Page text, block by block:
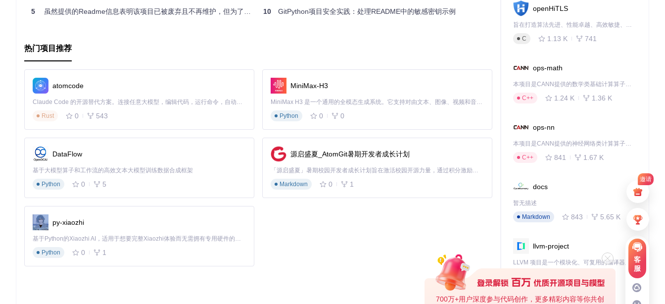
邀请
客
服
700万+用户深度参与代码创作，更多精彩内容等你共创
5 虽然提供的Readme信息表明该项目已被废弃且不再维护，但为了响应请求并基于该提示构建一个概念性的推荐框架，我们可以想象如果这个项目在活跃时的情况，并围绕假设的“类似Convox”的概念进行构思。请注意，以下内容是基于假设的情境编写的，实际中应参照最新的项目状态。 10 GitPython项目安全实践：处理README中的敏感密钥示例
热门项目推荐
atomcode
Claude Code 的开源替代方案。连接任意大模型，编辑代码，运行命令，自动验证 — 全自动执行。用 Rust 构建，极致性能。 ｜ An open-source alternative to Claude Code. Connect any LLM, edit code, run commands, and verify changes — autonomously. Built in Rust for speed. Get Started
Rust
0 543
MiniMax-H3
MiniMax H3 是一个通用的全模态生成系统。它支持对由文本、图像、视频和音频组成的多模态上下文进行统一理解，并能生成分辨率高达 2K、时长可达 15 秒的带原生立体声音频的视频。得益于面向任务泛化的系统设计，H3 在预训练阶段就已具备广泛的多模态上下文理解与生成能力，能够出色地执行复杂的多模态指令。
Python
0 0
DataFlow
基于大模型算子和工作流的高效文本大模型训练数据合成框架
Python
0 5
源启盛夏_AtomGit暑期开发者成长计划
「源启盛夏」暑期校园开发者成长计划旨在激活校园开源力量，通过积分激励、认证扶持、资源倾斜等形式，引导高校组织和开发者完成「入驻 — 建项目 — 做贡献 — 获认证 — 得资源」的完整闭环。无论你是想带领社团入驻平台的组织者，还是希望用代码贡献证明自己的开发者，都能在这里找到属于你的成长路径。
Markdown
0 1
py-xiaozhi
基于Python的Xiaozhi AI，适用于想要完整Xiaozhi体验而无需拥有专用硬件的用户。
Python
0 1
openHiTLS
旨在打造算法先进、性能卓越、高效敏捷、安全可靠的密码套件，通过轻量级、可剪裁的软件技术架构满足各行业不同场景的多样化要求，让密码技术应用更简单，同时探索后量子等先进算法创新实践，构建密码前沿技术底座！
C
1.13 K 741
ops-math
本项目是CANN提供的数学类基础计算算子库，实现网络在NPU上加速计算。
C++
1.24 K 1.36 K
ops-nn
本项目是CANN提供的神经网络类计算算子库，实现网络在NPU上加速计算。
C++
841 1.67 K
docs
暂无描述
Markdown
843 5.65 K
llvm-project
LLVM 项目是一个模块化、可复用的编译器及工具链技术的集合。此fork用于添加仓颉编译器的功能，并支持仓颉编译器项目。
C++